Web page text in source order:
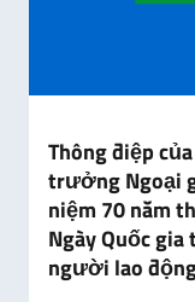
Thông điệp
trưởng Ngoại
niệm 70 năm
Ngày Quốc
người lao